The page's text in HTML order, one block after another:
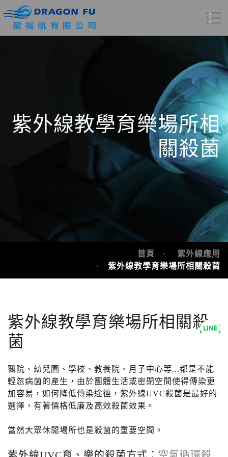
紫外線教學育樂場所相
關殺菌
首頁
紫外線應用
紫外線教學育樂場所相關殺菌
紫外線教學育樂場所相關殺
菌
醫院、幼兒園、學校、教養院、月子中心等...都是不能
輕忽病菌的產生，由於團體生活或密閉空間使得傳染更
加容易，如何降低傳染途徑，紫外線UVC殺菌是最好的
選擇，有著價格低廉及高效殺菌效果。
當然大眾休閒場所也是殺菌的重要空間。